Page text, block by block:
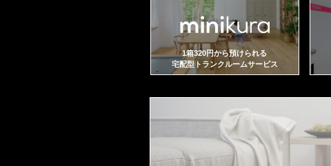
1箱320円から預けられる
宅配型トランクルームサービス